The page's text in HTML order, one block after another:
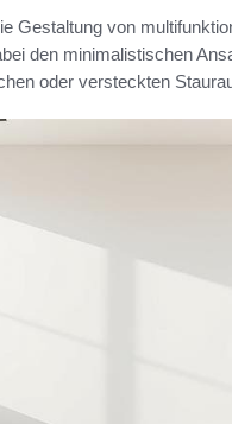
Gestaltung von
den minimalistischen
oder versteckten